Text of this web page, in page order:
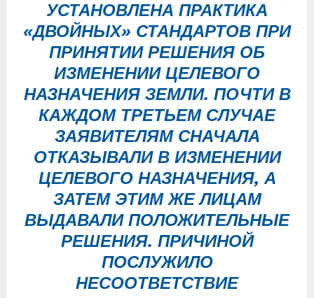
УСТАНОВЛЕНА ПРАКТИКА
«ДВОЙНЫХ» СТАНДАРТОВ ПРИ
ПРИНЯТИИ РЕШЕНИЯ ОБ
ИЗМЕНЕНИИ ЦЕЛЕВОГО
НАЗНАЧЕНИЯ ЗЕМЛИ. ПОЧТИ В
КАЖДОМ ТРЕТЬЕМ СЛУЧАЕ
ЗАЯВИТЕЛЯМ СНАЧАЛА
ОТКАЗЫВАЛИ В ИЗМЕНЕНИИ
ЦЕЛЕВОГО НАЗНАЧЕНИЯ, А
ЗАТЕМ ЭТИМ ЖЕ ЛИЦАМ
ВЫДАВАЛИ ПОЛОЖИТЕЛЬНЫЕ
РЕШЕНИЯ. ПРИЧИНОЙ
ПОСЛУЖИЛО
НЕСООТВЕТСТВИЕ